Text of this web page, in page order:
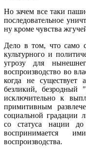
Но зачем все таки
последовательное
ну кроме чувства
Дело в том, что само
культурного и
угрозу для
воспроизводство во
когда не существует
безликий, безродный
исключительно к
примитивным
социальной градации
со статуса нации
воспринимается
воспроизводства.